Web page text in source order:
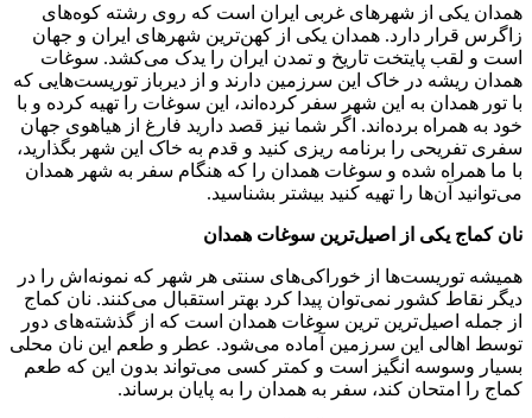
همدان یکی از شهرهای غربی ایران است که روی رشته کوه‌های
زاگرس قرار دارد. همدان یکی از کهن‌ترین شهرهای ایران و جهان
است و لقب پایتخت تاریخ و تمدن ایران را یدک می‌کشد. سوغات
همدان ریشه در خاک این سرزمین دارند و از دیرباز توریست‌هایی که
با تور همدان به این شهر سفر کرده‌اند، این سوغات را تهیه کرده و با
خود به همراه برده‌اند. اگر شما نیز قصد دارید فارغ از هیاهوی جهان
سفری تفریحی را برنامه ریزی کنید و قدم به خاک این شهر بگذارید،
با ما همراه شده و سوغات همدان را که هنگام سفر به شهر همدان
می‌توانید آن‌ها را تهیه کنید بیشتر بشناسید.
نان کماج یکی از اصیل‌ترین سوغات همدان
همیشه توریست‌ها از خوراکی‌های سنتی هر شهر که نمونه‌اش را در
دیگر نقاط کشور نمی‌توان پیدا کرد بهتر استقبال می‌کنند. نان کماج
از جمله اصیل‌ترین ترین سوغات همدان است که از گذشته‌های دور
توسط اهالی این سرزمین آماده می‌شود. عطر و طعم این نان محلی
بسیار وسوسه انگیز است و کمتر کسی می‌تواند بدون این که طعم
کماج را امتحان کند، سفر به همدان را به پایان برساند.